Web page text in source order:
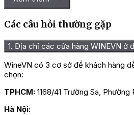
Các câu hỏi thường gặp
1. Địa chỉ các cửa hàng WINEVN ở
WineVN có 3 cơ sở để khách hàng
chọn:
TPHCM: 1168/41 Trường Sa,
Hà Nội: